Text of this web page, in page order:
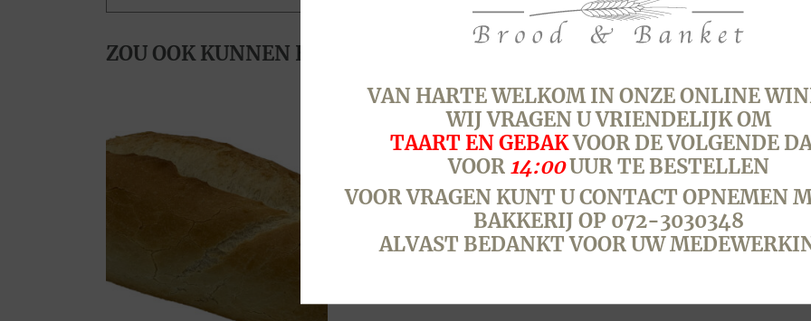
hard,krokant, vegan, wit
ZOU OOK KUNNEN HOUDEN VAN …
VAN HARTE WELKOM IN ONZE ONLINE
WIJ VRAGEN U VRIENDELIJK OM
TAART EN GEBAKVOOR DE VOLGENDE
VOOR 14:00UUR TE BESTELLEN
VOOR VRAGEN KUNT U CONTACT OPNEMEN
BAKKERIJ OP 072-3030348
ALVAST BEDANKT VOOR UW